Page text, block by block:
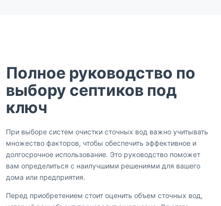
Полное руководство по
выбору септиков под
ключ
При выборе систем очистки сточных вод важно учитывать
множество факторов, чтобы обеспечить эффективное и
долгосрочное использование. Это руководство поможет
вам определиться с наилучшими решениями для вашего
дома или предприятия.
Перед приобретением стоит оценить объем сточных вод,